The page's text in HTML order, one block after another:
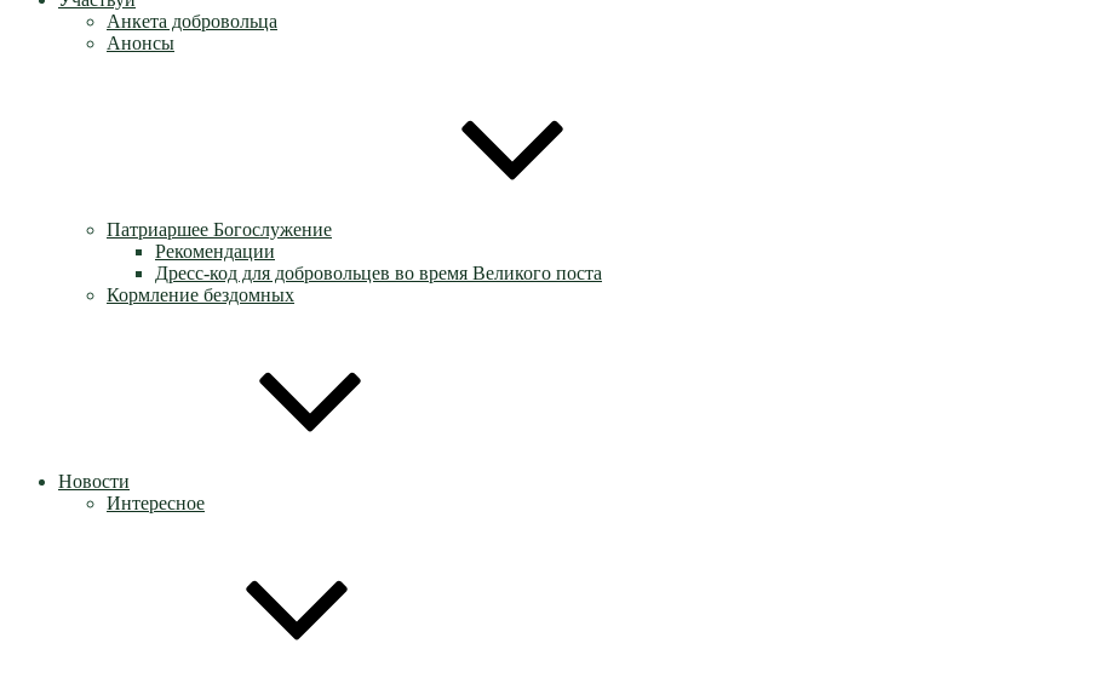
Анкета добровольца
Анонсы
Патриаршее Богослужение
Рекомендации
Дресс-код для добровольцев во время Великого поста
Кормление бездомных
Новости
Интересное